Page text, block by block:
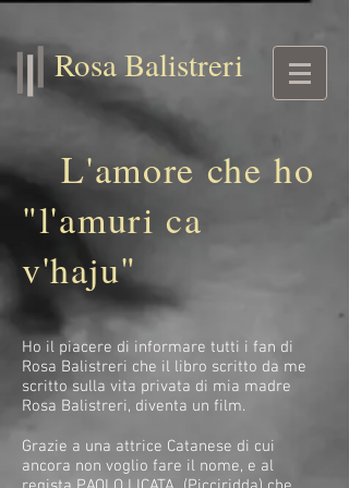
Completa la configurazione su Wix.com per verificare la tua proprietà
Rosa Balistreri
L'amore che ho
"l'amuri ca
v'haju"
Ho il piacere di informare tutti i fan di
Rosa Balistreri che il libro scritto da me
scritto sulla vita privata di mia madre
Rosa Balistreri, diventa un film.
Grazie a una attrice Catanese di cui
ancora non voglio fare il nome, e al